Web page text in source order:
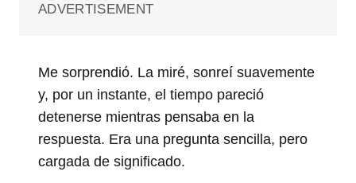
ADVERTISEMENT
Me sorprendió. La miré, sonreí suavemente
y, por un instante, el tiempo pareció
detenerse mientras pensaba en la
respuesta. Era una pregunta sencilla, pero
cargada de significado.